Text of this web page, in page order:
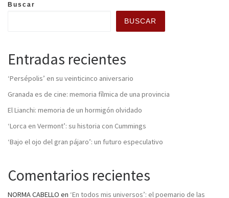
Buscar
BUSCAR
Entradas recientes
‘Persépolis’ en su veinticinco aniversario
Granada es de cine: memoria fílmica de una provincia
El Lianchi: memoria de un hormigón olvidado
‘Lorca en Vermont’: su historia con Cummings
‘Bajo el ojo del gran pájaro’: un futuro especulativo
Comentarios recientes
NORMA CABELLO en ‘En todos mis universos’: el poemario de las